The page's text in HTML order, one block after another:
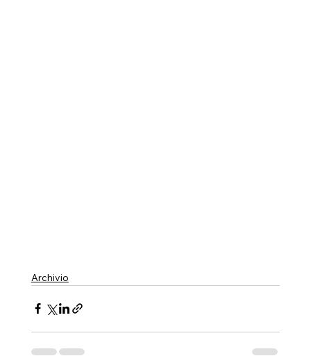
Archivio